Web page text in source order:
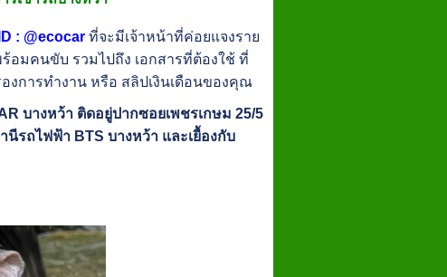
: @ecocar ที่จะมีเจ้าหน้าที่ค่อยแจงราย
อมคนขับ รวมไปถึง เอกสารที่ต้องใช้ ที่
งการทำงาน หรือ สลิปเงินเดือนของคุณ
บางหว้า ติดอยู่ปากซอยเพชรเกษม 25/5
รถไฟฟ้า BTS บางหว้า และเยื้องกับ